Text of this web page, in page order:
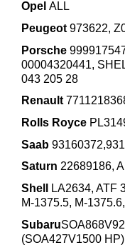
Opel ALL
Peugeot 973622,
Porsche
00004320441,
043 205 28
Renault
Rolls Royce
Saab
Saturn 22689186,
Shell
LA2634, ATF
M-1375.5, M-
Subaru
(SOA427V1500